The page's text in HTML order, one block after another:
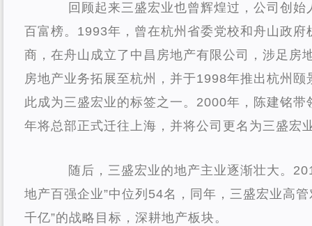
回顾起来三盛宏业也曾辉煌过，公司创
百富榜。 1993年，曾在杭州省委党校和舟山政府
商，在舟山成立了中昌房地产有限公司，涉足房
房地产业务拓展至杭州，并于1998年推出杭州颐
此成为三盛宏业的标签之一。2000年，陈建铭
年将总部正式迁往上海，并将公司更名为三盛宏
随后，三盛宏业的地产主业逐渐壮大。
地产百强企业”中位列54名，同年，三盛宏业高
千亿”的战略目标，深耕地产板块。